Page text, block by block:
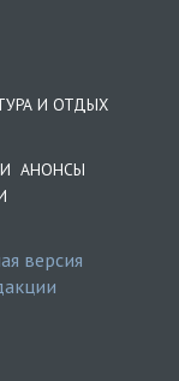
И ОТДЫХ
АНОНСЫ
версия